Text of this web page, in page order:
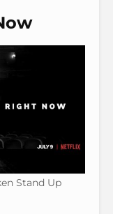
Stand Up